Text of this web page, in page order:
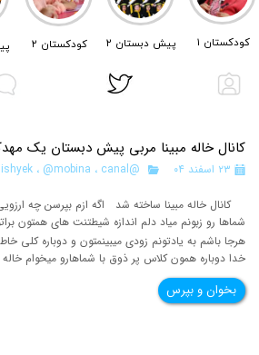
پیش دبستان ۲ کودکستان ۲ کودکستان ۱
کانال خاله مبینا مربی پیش دبستان یک
۲۳ اسفند ۰۴ @dialog ، @mobina ، canal
کانال خاله مبینا ساخته شد اگه ازم بپرسن چه
شماها رو زبونم میاد دلم اندازه شیطتنت های همتون
هرجا باشم به یادتونم زودی میبینمتون و دوباره کلی
خدا دوباره همون کلاس پر ذوق با شماهارو میخوام
بخوان و بپرس